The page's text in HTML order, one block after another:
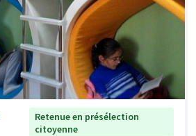
Retenue en présélection
citoyenne